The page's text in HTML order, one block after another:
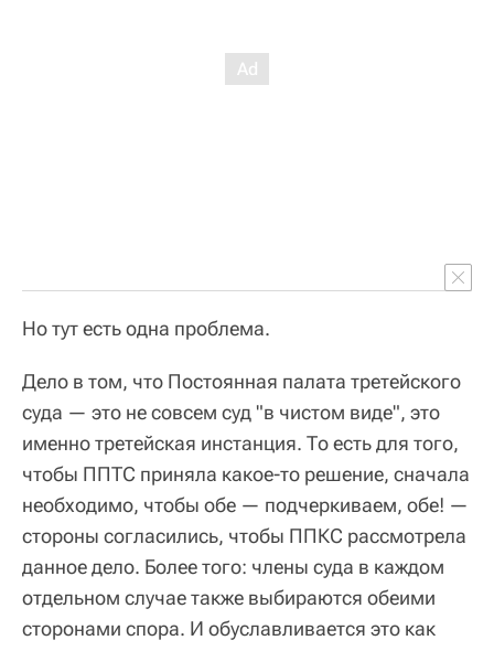
Но тут есть одна проблема.
Дело в том, что Постоянная палата третейского
суда — это не совсем суд "в чистом виде", это
именно третейская инстанция. То есть для того,
чтобы ППТС приняла какое-то решение, сначала
необходимо, чтобы обе — подчеркиваем, обе! —
стороны согласились, чтобы ППКС рассмотрела
данное дело. Более того: члены суда в каждом
отдельном случае также выбираются обеими
сторонами спора. И обуславливается это как